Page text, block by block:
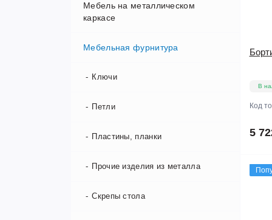
Фурнитура
Болты
Мебель на металлическом
каркасе
Основания кровати
Мебельная фурнитура
Ключи
Петли
Пластины, планки
Прочие изделия из металла
Скрепы стола
В
Код
5